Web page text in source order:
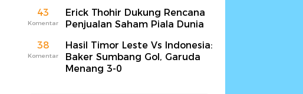
43
Komentar
Erick Thohir Dukung Rencana
Penjualan Saham Piala Dunia
38
Komentar
Hasil Timor Leste Vs Indonesia:
Baker Sumbang Gol, Garuda
Menang 3-0